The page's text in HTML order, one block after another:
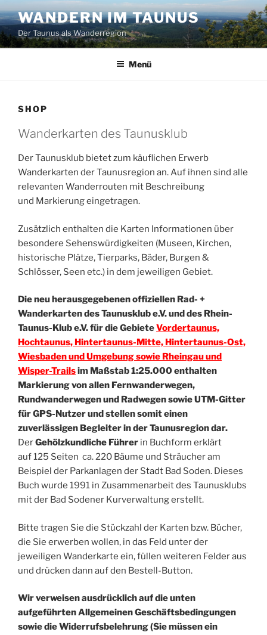
Inhalt
springen
WANDERN IM TAUNUS
Der Taunus als Wanderregion
Menü
SHOP
Wanderkarten des Taunusklub
Der Taunusklub bietet zum käuflichen Erwerb
Wanderkarten der Taunusregion an. Auf ihnen sind alle
relevanten Wanderrouten mit Beschreibung
und Markierung eingetragen.
Zusätzlich enthalten die Karten Informationen über
besondere Sehenswürdigkeiten (Museen, Kirchen,
historische Plätze, Tierparks, Bäder, Burgen &
Schlösser, Seen etc.) in dem jeweiligen Gebiet.
Die neu herausgegebenen offiziellen Rad- +
Wanderkarten des Taunusklub e.V. und des Rhein-
Taunus-Klub e.V. für die GebieteVordertaunus,
Hochtaunus, Hintertaunus-Mitte, Hintertaunus-Ost,
Wiesbaden und Umgebung sowie Rheingau und
Wisper-Trailsim Maßstab 1:25.000 enthalten
Markierung von allen Fernwanderwegen,
Rundwanderwegen und Radwegen sowie UTM-Gitter
für GPS-Nutzer und stellen somit einen
zuverlässigen Begleiter in der Taunusregion dar.
DerGehölzkundliche Führer in Buchform erklärt
auf 125 Seiten ca. 220 Bäume und Sträucher am
Beispiel der Parkanlagen der Stadt Bad Soden. Dieses
Buch wurde 1991 in Zusammenarbeit des Taunusklubs
mit der Bad Sodener Kurverwaltung erstellt.
Bitte tragen Sie die Stückzahl der Karten bzw. Bücher,
die Sie erwerben wollen, in das Feld unter der
jeweiligen Wanderkarte ein, füllen weiteren Felder aus
und drücken dann auf den Bestell-Button.
Wir verweisen ausdrücklich auf die unten
aufgeführten Allgemeinen Geschäftsbedingungen
sowie die Widerrufsbelehrung (Sie müssen ein